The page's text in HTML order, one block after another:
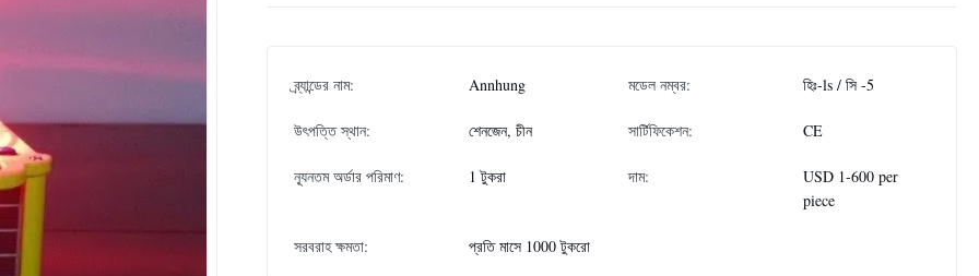
ব্র্যান্ডের নাম: Annhung মডেল নম্বর: হিঃ-ls / সি -5
উৎপত্তি স্থান: শেনজেন, চীন সার্টিফিকেশন: CE
ন্যূনতম অর্ডার পরিমাণ: 1 টুকরা দাম:
USD 1-600 per
piece
সরবরাহ ক্ষমতা: প্রতি মাসে 1000 টুকরো